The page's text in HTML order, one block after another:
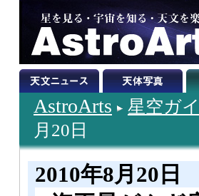
AstroArts 星空ガ
月20日
2010年8月20日